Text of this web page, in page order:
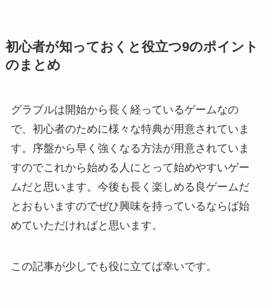
初心者が知っておくと役立つ9のポイント
のまとめ
グラブルは開始から長く経っているゲームなの
で、初心者のために様々な特典が用意されていま
す。序盤から早く強くなる方法が用意されていま
すのでこれから始める人にとって始めやすいゲー
ムだと思います。今後も長く楽しめる良ゲームだ
とおもいますのでぜひ興味を持っているならば始
めていただければと思います。
この記事が少しでも役に立てば幸いです。